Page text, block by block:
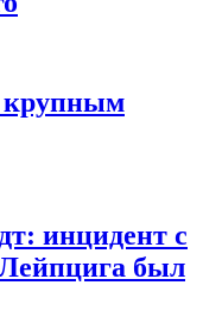
крупным
инцидент с
был